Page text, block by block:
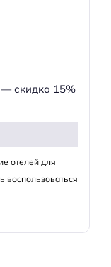
— скидка 15%
отелей для
воспользоваться